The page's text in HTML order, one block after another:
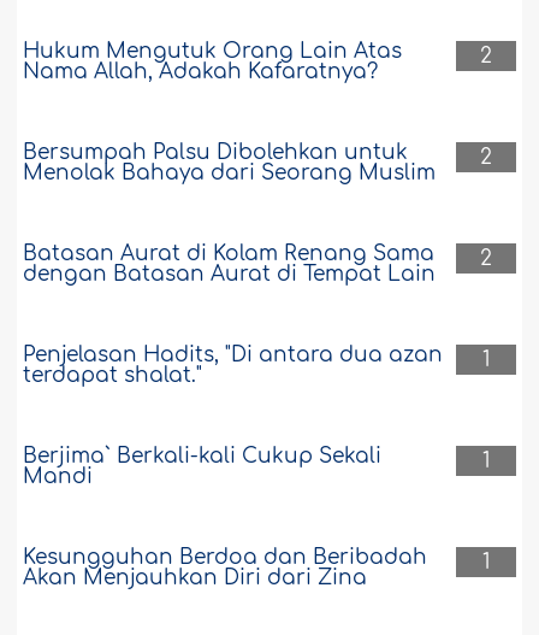
2
Hukum Mengutuk Orang Lain Atas
Nama Allah, Adakah Kafaratnya?
2
Bersumpah Palsu Dibolehkan untuk
Menolak Bahaya dari Seorang Muslim
2
Batasan Aurat di Kolam Renang Sama
dengan Batasan Aurat di Tempat Lain
1
Penjelasan Hadits, "Di antara dua azan
terdapat shalat."
1
Berjima` Berkali-kali Cukup Sekali
Mandi
1
Kesungguhan Berdoa dan Beribadah
Akan Menjauhkan Diri dari Zina